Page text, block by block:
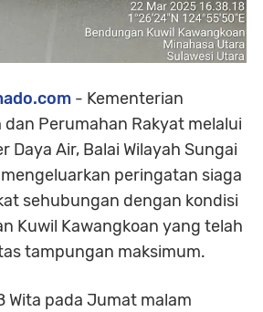
- Kementerian
Perumahan Rakyat melalui
Daya Air, Balai Wilayah Sungai
mengeluarkan peringatan siaga
sehubungan dengan kondisi
Kuwil Kawangkoan yang telah
tampungan maksimum.
Wita pada Jumat malam